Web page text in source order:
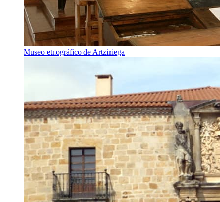
Museo etnográfico de Artziniega